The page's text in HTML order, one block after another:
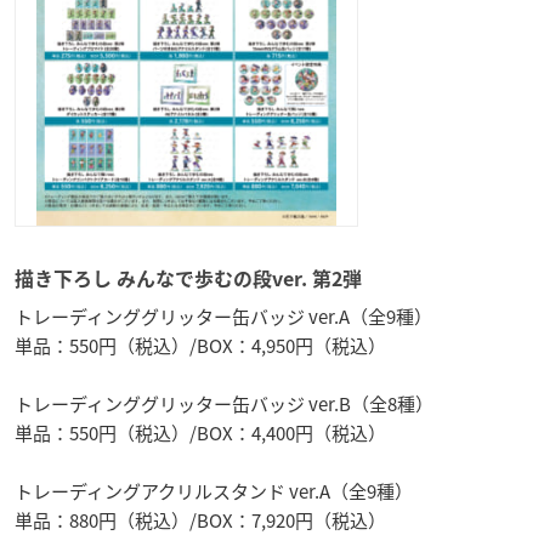
描き下ろし みんなで歩むの段ver. 第2弾
トレーディンググリッター缶バッジ ver.A（全9種）
単品：550円（税込）/BOX：4,950円（税込）
トレーディンググリッター缶バッジ ver.B（全8種）
単品：550円（税込）/BOX：4,400円（税込）
トレーディングアクリルスタンド ver.A（全9種）
単品：880円（税込）/BOX：7,920円（税込）